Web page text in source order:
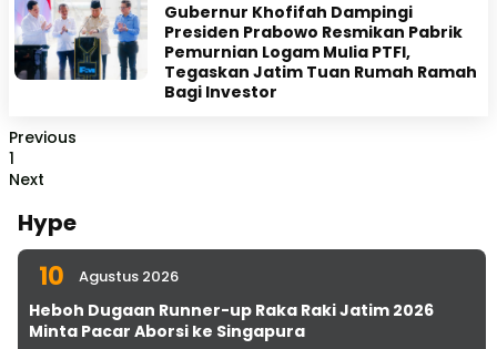
Gubernur Khofifah Dampingi
Presiden Prabowo Resmikan Pabrik
Pemurnian Logam Mulia PTFI,
Tegaskan Jatim Tuan Rumah Ramah
Bagi Investor
Previous
1
Next
Hype
10 Agustus 2026
Heboh Dugaan Runner-up Raka Raki Jatim 2026
Minta Pacar Aborsi ke Singapura